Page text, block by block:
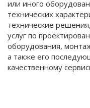
или иного
технических
технические
услуг по
оборудования,
а также его
качественному